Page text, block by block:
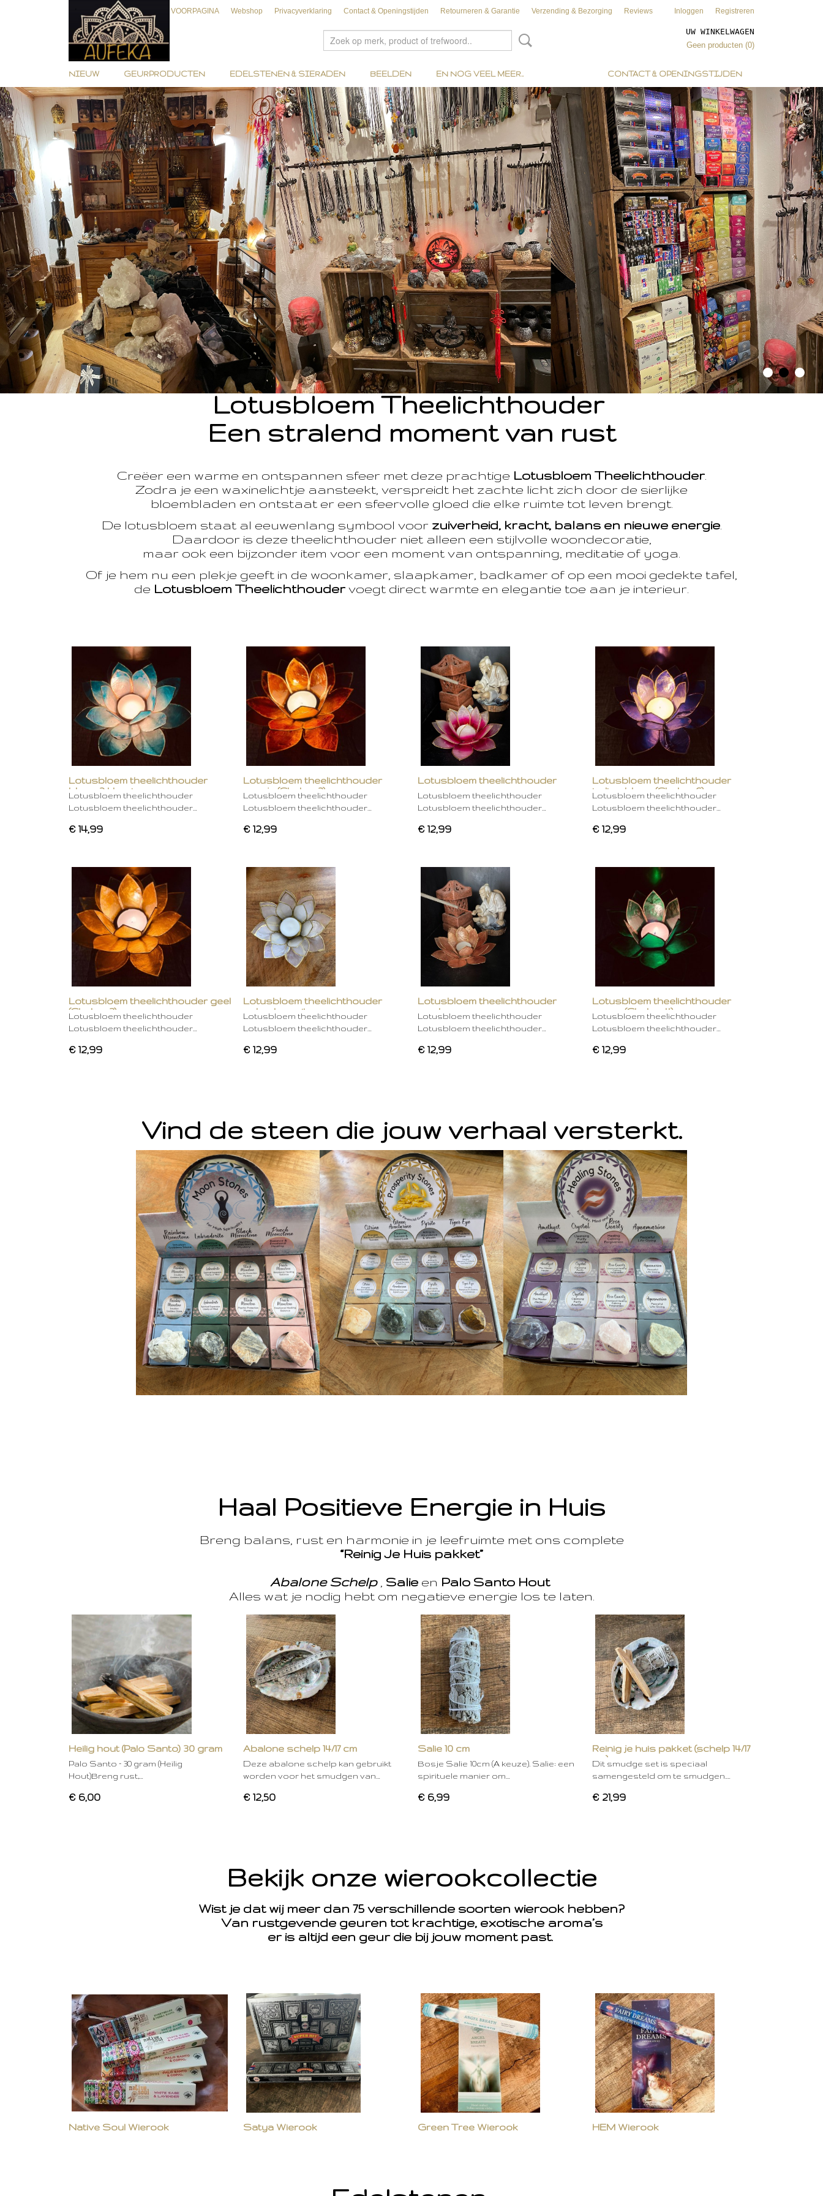
VOORPAGINA Webshop Privacyverklaring Contact & Openingstijden Retourneren & Garantie Verzending & Bezorging Reviews Inloggen Registreren
UW WINKELWAGEN
Geen producten (0)
CONTACT & OPENINGSTIJDEN
NIEUW GEURPRODUCTEN EDELSTENEN & SIERADEN BEELDEN EN NOG VEEL MEER..
Lotusbloem Theelichthouder
Een stralend moment van rust
Creëer een warme en ontspannen sfeer met deze prachtige Lotusbloem Theelichthouder.
Zodra je een waxinelichtje aansteekt, verspreidt het zachte licht zich door de sierlijke
bloembladen en ontstaat er een sfeervolle gloed die elke ruimte tot leven brengt.
De lotusbloem staat al eeuwenlang symbool voor zuiverheid, kracht, balans en nieuwe energie.
Daardoor is deze theelichthouder niet alleen een stijlvolle woondecoratie,
maar ook een bijzonder item voor een moment van ontspanning, meditatie of yoga.
Of je hem nu een plekje geeft in de woonkamer, slaapkamer, badkamer of op een mooi gedekte tafel,
de Lotusbloem Theelichthouder voegt direct warmte en elegantie toe aan je interieur.
Lotusbloem theelichthouder
blauw 2 kleurig
Lotusbloem theelichthouder
Lotusbloem theelichthouder…
€ 14,99
Lotusbloem theelichthouder
oranje (Chakra 2)
Lotusbloem theelichthouder
Lotusbloem theelichthouder…
€ 12,99
Lotusbloem theelichthouder
rose
Lotusbloem theelichthouder
Lotusbloem theelichthouder…
€ 12,99
Lotusbloem theelichthouder
indigo blauw (Chakra 6)
Lotusbloem theelichthouder
Lotusbloem theelichthouder…
€ 12,99
Lotusbloem theelichthouder geel
(Chakra 3)
Lotusbloem theelichthouder
Lotusbloem theelichthouder…
€ 12,99
Lotusbloem theelichthouder
gebroken wit
Lotusbloem theelichthouder
Lotusbloem theelichthouder…
€ 12,99
Lotusbloem theelichthouder
mocha
Lotusbloem theelichthouder
Lotusbloem theelichthouder…
€ 12,99
Lotusbloem theelichthouder
groen (Chakra 4)
Lotusbloem theelichthouder
Lotusbloem theelichthouder…
€ 12,99
Vind de steen die jouw verhaal versterkt.
Haal Positieve Energie in Huis
Breng balans, rust en harmonie in je leefruimte met ons complete
“Reinig Je Huis pakket”
Abalone Schelp, Salie en Palo Santo Hout
Alles wat je nodig hebt om negatieve energie los te laten.
Heilig hout (Palo Santo) 30 gram
Palo Santo – 30 gram (Heilig
Hout)Breng rust,…
€ 6,00
Abalone schelp 14/17 cm
Deze abalone schelp kan gebruikt
worden voor het smudgen van…
€ 12,50
Salie 10 cm
Bosje Salie 10cm (A keuze). Salie: een
spirituele manier om…
€ 6,99
Reinig je huis pakket (schelp 14/17
cm)
Dit smudge set is speciaal
samengesteld om te smudgen.…
€ 21,99
Bekijk onze wierookcollectie
Wist je dat wij meer dan 75 verschillende soorten wierook hebben?
Van rustgevende geuren tot krachtige, exotische aroma’s
er is altijd een geur die bij jouw moment past.
Native Soul Wierook Satya Wierook Green Tree Wierook HEM Wierook